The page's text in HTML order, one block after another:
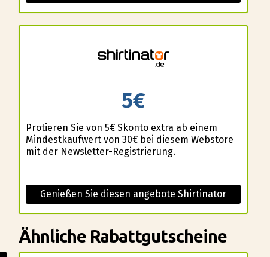
5€
Profitieren Sie von 5€ Skonto extra ab einem
Mindestkaufwert von 30€ bei diesem Webstore
mit der Newsletter-Registrierung.
Genießen Sie diesen angebote Shirtinator
Ähnliche Rabattgutscheine